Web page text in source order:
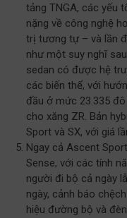
tảng TNGA, các yếu
nặng về công nghệ
trị tương tự – và lần
như một suy nghĩ
sedan có được hệ
các biến thể, với
đầu ở mức 23.335
cho xăng ZR. Bản
Sport và SX, với giá
Ngay cả Ascent
Sense, với các tính
người đi bộ cả ngày
ngày, cảnh báo
hiệu đường bộ và